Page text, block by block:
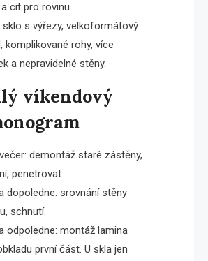
cit pro rovinu.
sklo s výřezy, velkoformátový
komplikované rohy, více
a nepravidelné stěny.
víkendový
demontáž staré zástěny,
penetrovat.
dopoledne: srovnání stěny
schnutí.
odpoledne: montáž lamina
první část. U skla jen